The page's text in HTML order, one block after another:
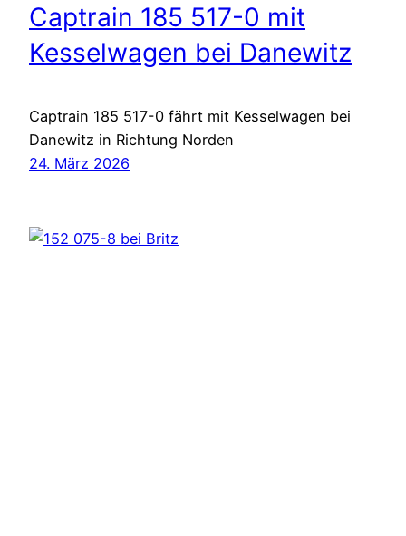
Captrain 185 517-0 mit
Kesselwagen bei Danewitz
Captrain 185 517-0 fährt mit Kesselwagen bei
Danewitz in Richtung Norden
24. März 2026